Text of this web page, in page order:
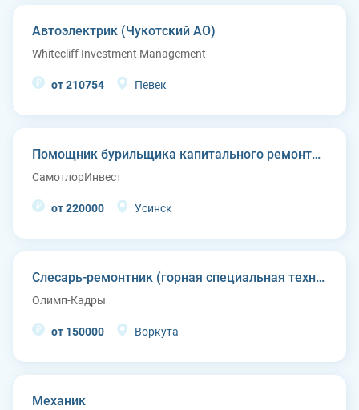
Автоэлектрик (Чукотский АО)
Whitecliff Investment Management
от 210754 Певек
Помощник бурильщика капитального ремонта скважин (КРС)
СамотлорИнвест
от 220000 Усинск
Слесарь-ремонтник (горная специальная техника)
Олимп-Кадры
от 150000 Воркута
Механик